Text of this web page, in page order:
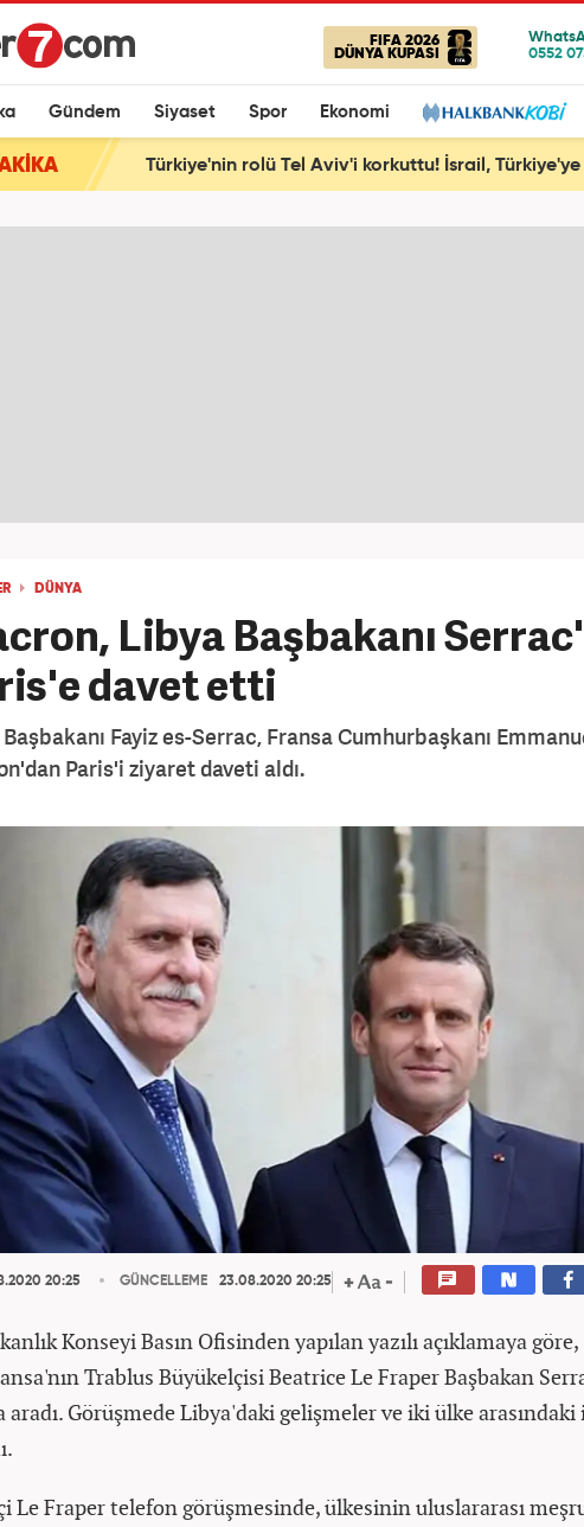
FIFA 2026
DÜNYA KUPASI
Gündem Siyaset Spor Ekonomi
Türkiye'nin rolü Tel Aviv'i korkuttu! İsrail,
DÜNYA
Libya Başbakanı
davet etti
Fayiz es-Serrac, Fransa Cumhurbaşkanı
Paris'i ziyaret daveti aldı.
20:25 GÜNCELLEME 23.08.2020 20:25
Konseyi Basın Ofisinden yapılan yazılı açıklamaya göre,
Trablus Büyükelçisi Beatrice Le Fraper Başbakan
Görüşmede Libya'daki gelişmeler ve iki ülke
Le Fraper telefon görüşmesinde, ülkesinin uluslararası